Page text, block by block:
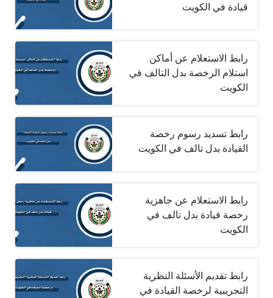
قيادة في الكويت
رابط الاستعلام عن أماكن
استلام الرخصة بدل التالف في
الكويت
رابط تسديد رسوم رخصة
القيادة بدل تالف في الكويت
رابط الاستعلام عن جاهزية
رخصة قيادة بدل تالف في
الكويت
رابط تقديم الأسئلة النظرية
التجريبية لرخصة القيادة في